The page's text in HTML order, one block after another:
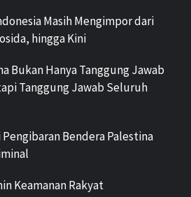
Masih Mengimpor dari
hingga Kini
Bukan Hanya Tanggung Jawab
Tanggung Jawab Seluruh
Bendera Palestina
Keamanan Rakyat